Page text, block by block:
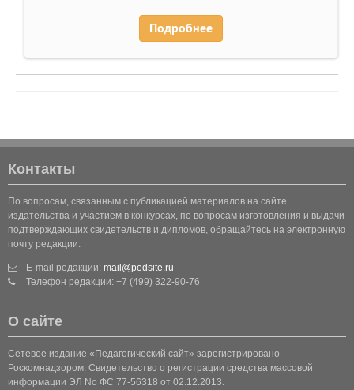
Подробнее
Контакты
По вопросам, связанным с публикацией материалов на сайте
издательства и участием в конкурсах, по вопросам изготовления и выдачи
подтверждающих свидетельств и дипломов, обращайтесь на электронную
почту редакции.
E-mail редакции: mail@pedsite.ru
Телефон редакции: +7 (499) 322-90-76
О сайте
Сетевое издание «Педагогический сайт» зарегистрировано
Роскомнадзором. Свидетельство о регистрации средства массовой
информации ЭЛ No ФС 77-56318 от 02.12.2013.